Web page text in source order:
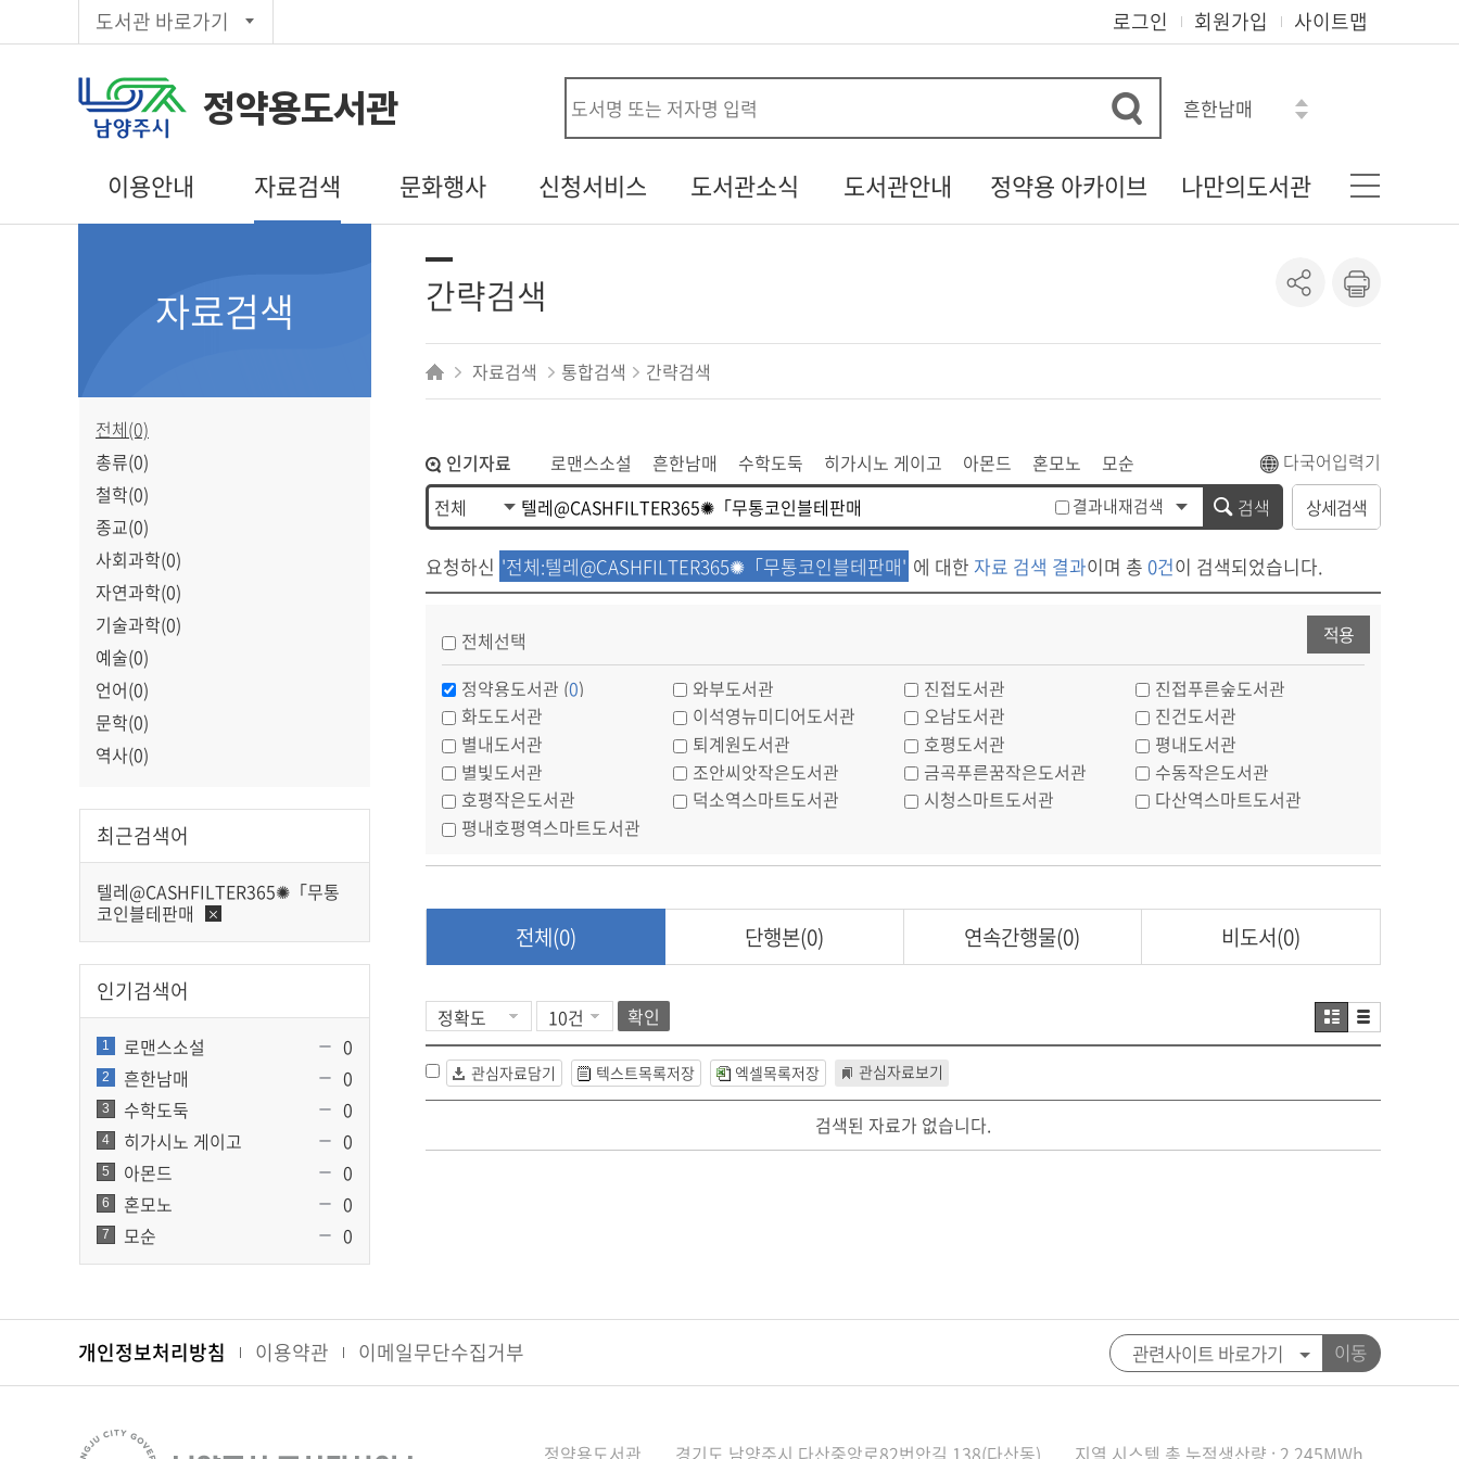
도서관 바로가기 로그인 회원가입 사이트맵
정약용도서관
흔한남매
아몬드
혼모노
이용안내
대출/반납/예약
자료검색
신착자료목록
문화행사
문화행사 신청
독서동아리
신청서비스
두루두루 서비스
내생애첫도서관
책바다
도서관견학신청
도서관소식
기증도서알림
도서관안내
자료현황
정약용 아카이브
정약용 선생 관련 자료
나만의도서관
나의신청정보
상호대차조회
도서추천서비스
책이음회원전환
자료검색
전체(0)
총류(0)
철학(0)
종교(0)
사회과학(0)
자연과학(0)
기술과학(0)
예술(0)
언어(0)
문학(0)
역사(0)
최근검색어
텔레@CASHFILTER365✺「무통
코인블테판매
인기검색어
1 로맨스소설 0
2 흔한남매 0
3 수학도둑 0
4 히가시노 게이고 0
5 아몬드 0
6 혼모노 0
7 모순 0
간략검색
자료검색 통합검색 간략검색
인기자료 로맨스소설 흔한남매 수학도둑 히가시노 게이고 아몬드 혼모노
모순
상세검색
검색
결과내재검색
다국어입력기
요청하신 '전체:텔레@CASHFILTER365✺「무통코인블테판매' 에 대한 자료 검색 결과이며 총 0건이 검색되었습니다.
전체선택
정약용도서관 (0) 와부도서관 진접도서관
진접푸른숲도서관
화도도서관
이석영뉴미디어도서관 오남도서관
진건도서관
별내도서관
퇴계원도서관 호평도서관
평내도서관
별빛도서관
조안씨앗작은도서관 금곡푸른꿈작은도서관
수동작은도서관
호평작은도서관
덕소역스마트도서관 시청스마트도서관
다산역스마트도서관
평내호평역스마트도서관
적용
전체(0) 단행본(0) 연속간행물(0) 비도서(0)
확인
관심자료담기 텍스트목록저장 엑셀목록저장 관심자료보기
검색된 자료가 없습니다.
개인정보처리방침 이용약관 이메일무단수집거부 이동
정약용도서관 경기도 남양주시 다산중앙로82번안길 138(다산동) 지열 시스템 총 누적생산량 : 2,245MWh